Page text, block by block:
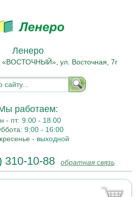
Ленеро
«ВОСТОЧНЫЙ», ул. Восточная, 7г
работаем:
- пт:9.00 - 18.00
9:00 - 16:00
- выходной
310-10-88 обратная связь